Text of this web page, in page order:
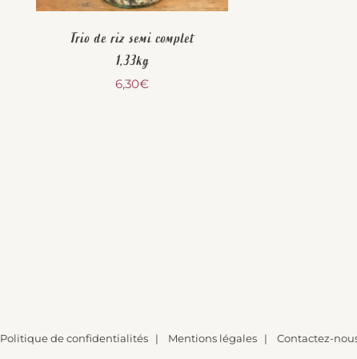
Trio de riz semi complet
1,33kg
6,30€
Politique de confidentialités| Mentions légales| Contactez-